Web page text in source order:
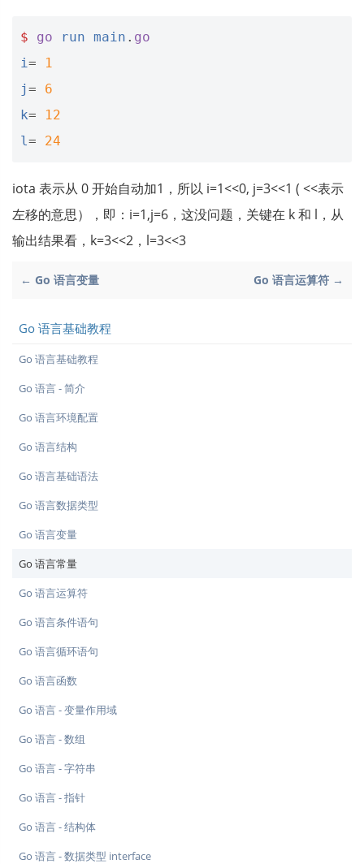
$ go run main . go
i=
1
j =
6
k=
12
l= 24
iota 表示从 0 开始自动加1，所以 i=1<<0, j=3<<1 ( <<表示
左移的意思），即：i=1,j=6，这没问题，关键在 k 和 l，从
输出结果看，k=3<<2，l=3<<3
← Go 语言变量 Go 语言运算符 →
Go 语言基础教程
Go 语言基础教程
Go 语言 - 简介
Go 语言环境配置
Go 语言结构
Go 语言基础语法
Go 语言数据类型
Go 语言变量
Go 语言常量
Go 语言运算符
Go 语言条件语句
Go 语言循环语句
Go 语言函数
Go 语言 - 变量作用域
Go 语言 - 数组
Go 语言 - 字符串
Go 语言 - 指针
Go 语言 - 结构体
Go 语言 - 数据类型 interface